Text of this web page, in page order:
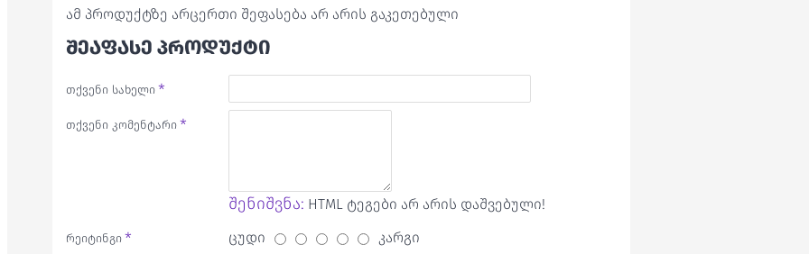
ამ პროდუქტზე არცერთი შეფასება არ არის გაკეთებული
ᲨᲔᲐᲤᲐᲡᲔ ᲞᲠᲝᲓᲣᲥᲢᲘ
თქვენი სახელი
თქვენი კომენტარი
შენიშვნა: HTML ტეგები არ არის დაშვებული!
რეიტინგი ცუდი კარგი